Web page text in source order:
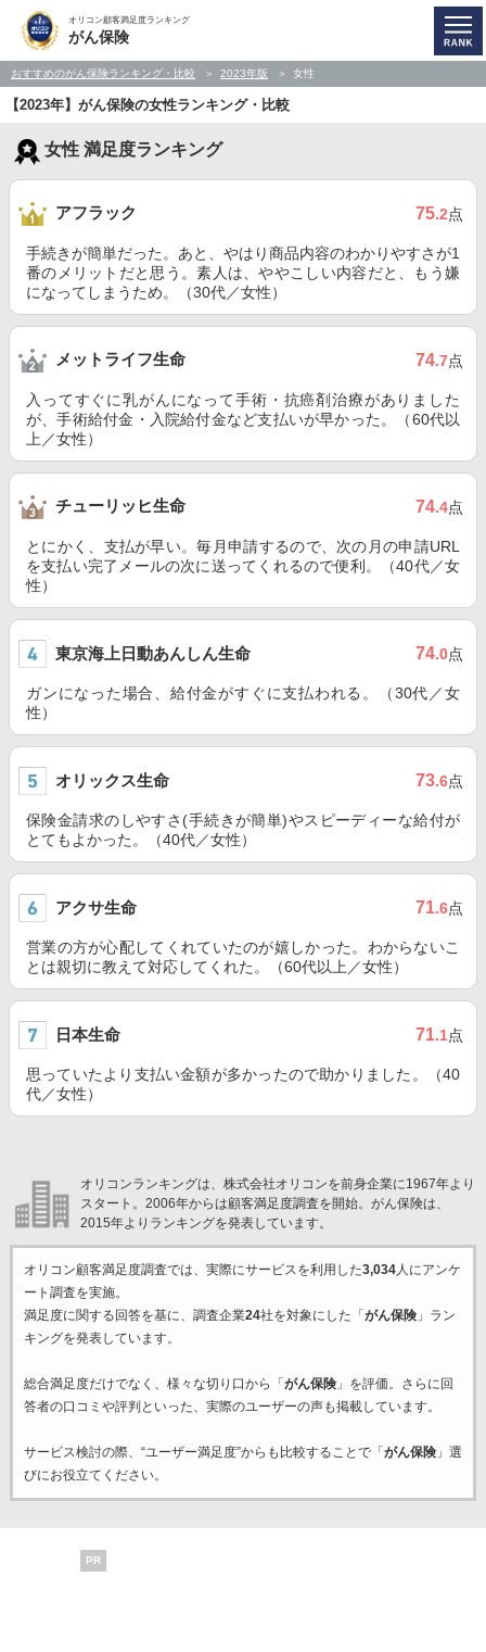
オリコン顧客満足度ランキング
がん保険
おすすめのがん保険ランキング・比較 2023年版 女性
【2023年】がん保険の女性ランキング・比較
女性 満足度ランキング
アフラック 75.2点
手続きが簡単だった。あと、やはり商品内容のわかりやすさが1
番のメリットだと思う。素人は、ややこしい内容だと、もう嫌
になってしまうため。（30代／女性）
メットライフ生命 74.7点
入ってすぐに乳がんになって手術・抗癌剤治療がありました
が、手術給付金・入院給付金など支払いが早かった。（60代以
上／女性）
チューリッヒ生命 74.4点
とにかく、支払が早い。毎月申請するので、次の月の申請URL
を支払い完了メールの次に送ってくれるので便利。（40代／女
性）
東京海上日動あんしん生命 74.0点
ガンになった場合、給付金がすぐに支払われる。（30代／女
性）
オリックス生命 73.6点
保険金請求のしやすさ(手続きが簡単)やスピーディーな給付が
とてもよかった。（40代／女性）
アクサ生命 71.6点
営業の方が心配してくれていたのが嬉しかった。わからないこ
とは親切に教えて対応してくれた。（60代以上／女性）
日本生命 71.1点
思っていたより支払い金額が多かったので助かりました。（40
代／女性）
オリコンランキングは、株式会社オリコンを前身企業に1967年より
スタート。2006年からは顧客満足度調査を開始。がん保険は、
2015年よりランキングを発表しています。
オリコン顧客満足度調査では、実際にサービスを利用した3,034人にアンケ
ート調査を実施。
満足度に関する回答を基に、調査企業24社を対象にした「 がん保険」ラン
キングを発表しています。
総合満足度だけでなく、様々な切り口から「 がん保険」を評価。さらに回
答者の口コミや評判といった、実際のユーザーの声も掲載しています。
サービス検討の際、“ユーザー満足度”からも比較することで「 がん保険」選
びにお役立てください。
PR